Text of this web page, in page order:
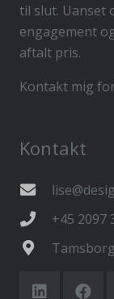
til slut. Uanset
engagement
aftalt pris.
Kontakt mig
Kontakt
+45 2097